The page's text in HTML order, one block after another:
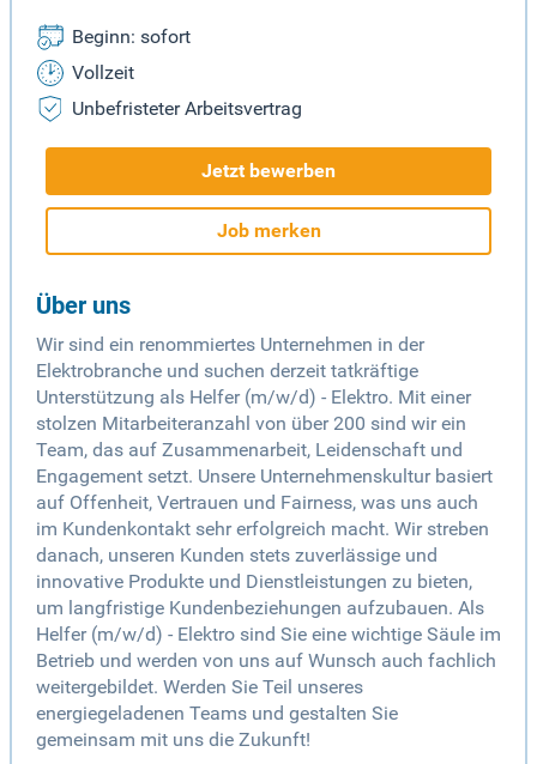
Beginn: sofort
Vollzeit
Unbefristeter Arbeitsvertrag
Jetzt bewerben
Job merken
Über uns
Wir sind ein renommiertes Unternehmen in der
Elektrobranche und suchen derzeit tatkräftige
Unterstützung als Helfer (m/w/d) - Elektro. Mit einer
stolzen Mitarbeiteranzahl von über 200 sind wir ein
Team, das auf Zusammenarbeit, Leidenschaft und
Engagement setzt. Unsere Unternehmenskultur basiert
auf Offenheit, Vertrauen und Fairness, was uns auch
im Kundenkontakt sehr erfolgreich macht. Wir streben
danach, unseren Kunden stets zuverlässige und
innovative Produkte und Dienstleistungen zu bieten,
um langfristige Kundenbeziehungen aufzubauen. Als
Helfer (m/w/d) - Elektro sind Sie eine wichtige Säule im
Betrieb und werden von uns auf Wunsch auch fachlich
weitergebildet. Werden Sie Teil unseres
energiegeladenen Teams und gestalten Sie
gemeinsam mit uns die Zukunft!